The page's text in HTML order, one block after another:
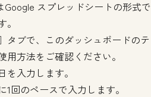
Google スプレッドシートの形式で
タブで、このダッシュボードのテ
用方法をご確認ください。
を入力します。
回のペースで入力します。